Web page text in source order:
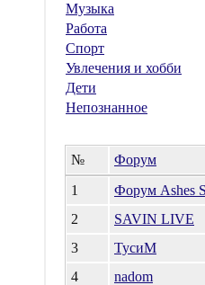
Музыка
Работа
Спорт
Увлечения и хобби
Дети
Непознанное
№
Форум
1
Форум Ashes
2
SAVIN LIVE
3
ТусиМ
4
nadom